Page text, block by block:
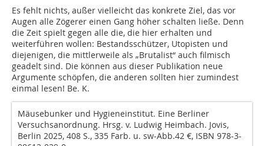
Es fehlt nichts, außer vielleicht das konkrete Ziel, das vor
Augen alle Zögerer einen Gang höher schalten ließe. Denn
die Zeit spielt gegen alle die, die hier erhalten und
weiterführen wollen: Bestandsschützer, Utopisten und
diejenigen, die mittlerweile als „Brutalist“ auch filmisch
geadelt sind. Die können aus dieser Publikation neue
Argumente schöpfen, die anderen sollten hier zumindest
einmal lesen! Be. K.
Mäusebunker und Hygieneinstitut. Eine Berliner
Versuchsanordnung. Hrsg. v. Ludwig Heimbach. Jovis,
Berlin 2025, 408 S., 335 Farb. u. sw-Abb.42 €, ISBN 978-3-